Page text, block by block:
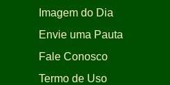
Imagem do Dia
Envie uma Pauta
Fale Conosco
Termo de Uso